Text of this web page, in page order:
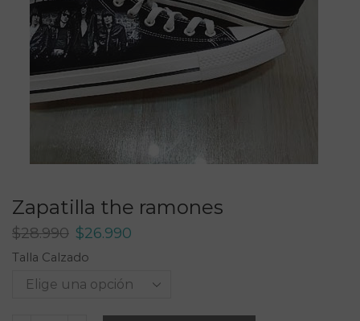
Zapatilla the ramones
$28.990 El
precio
original
era:
$26.990
es:
Talla Calzado